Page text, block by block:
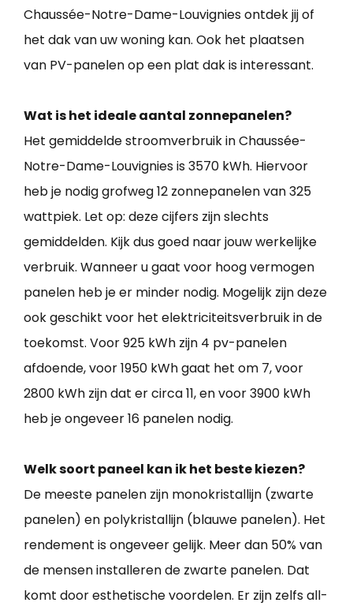
Chaussée-Notre-Dame-Louvignies ontdek jij of
het dak van uw woning kan. Ook het plaatsen
van PV-panelen op een plat dak is interessant.
Wat is het ideale aantal zonnepanelen?
Het gemiddelde stroomverbruik in Chaussée-
Notre-Dame-Louvignies is 3570 kWh. Hiervoor
heb je nodig grofweg 12 zonnepanelen van 325
wattpiek. Let op: deze cijfers zijn slechts
gemiddelden. Kijk dus goed naar jouw werkelijke
verbruik. Wanneer u gaat voor hoog vermogen
panelen heb je er minder nodig. Mogelijk zijn deze
ook geschikt voor het elektriciteitsverbruik in de
toekomst. Voor 925 kWh zijn 4 pv-panelen
afdoende, voor 1950 kWh gaat het om 7, voor
2800 kWh zijn dat er circa 11, en voor 3900 kWh
heb je ongeveer 16 panelen nodig.
Welk soort paneel kan ik het beste kiezen?
De meeste panelen zijn monokristallijn (zwarte
panelen) en polykristallijn (blauwe panelen). Het
rendement is ongeveer gelijk. Meer dan 50% van
de mensen installeren de zwarte panelen. Dat
komt door esthetische voordelen. Er zijn zelfs all-